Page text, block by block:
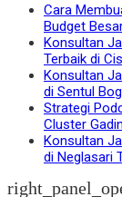
Cara
Budget
Konsultan
Terbaik di
Konsultan
di Sentul
Strategi
Cluster
Konsultan
di Neglasari